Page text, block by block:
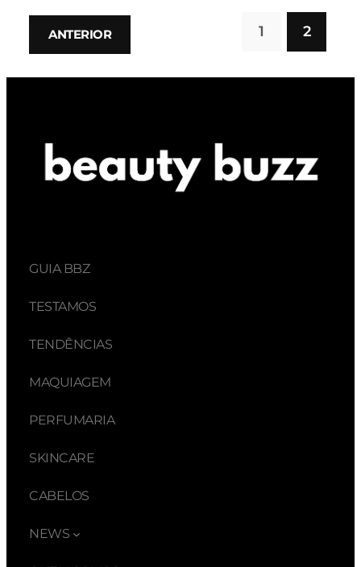
ANTERIOR 1 2
GUIA BBZ
TESTAMOS
TENDÊNCIAS
MAQUIAGEM
PERFUMARIA
SKINCARE
CABELOS
NEWS